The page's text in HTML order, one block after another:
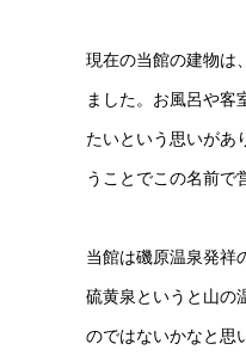
現在の当館の建物は
ました。お風呂や客
たいという思いがあ
うことでこの名前で
当館は磯原温泉発祥
硫黄泉というと山の
のではないかなと思